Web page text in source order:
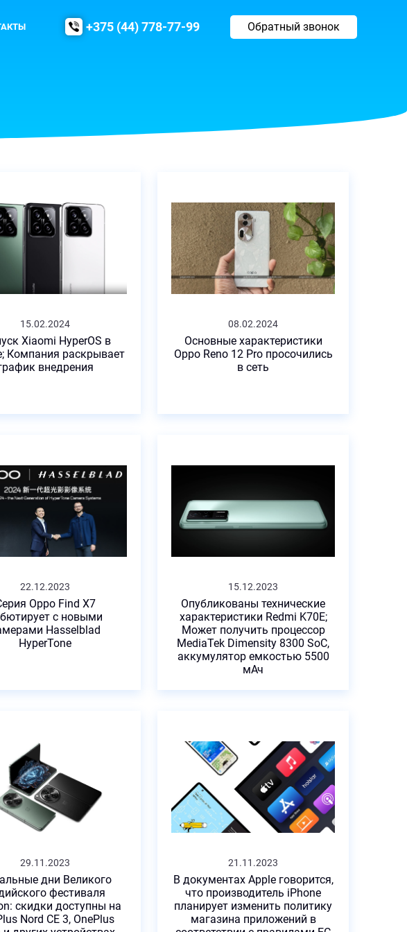
+375 (44) 778-77-99 Обратный звонок
15.02.2024
Xiaomi HyperOS в
Компания раскрывает
внедрения
08.02.2024
Основные характеристики
Oppo Reno 12 Pro просочились
в сеть
22.12.2023
Oppo Find X7
с новыми
Hasselblad
HyperTone
15.12.2023
Опубликованы технические
характеристики Redmi K70E;
Может получить процессор
MediaTek Dimensity 8300 SoC,
аккумулятор емкостью 5500
мАч
29.11.2023
дни Великого
фестиваля
скидки доступны на
Nord CE 3, OnePlus
21.11.2023
В документах Apple говорится,
что производитель iPhone
планирует изменить политику
магазина приложений в